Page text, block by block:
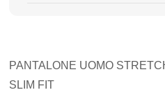
PANTALONE UOMO
SLIM FIT